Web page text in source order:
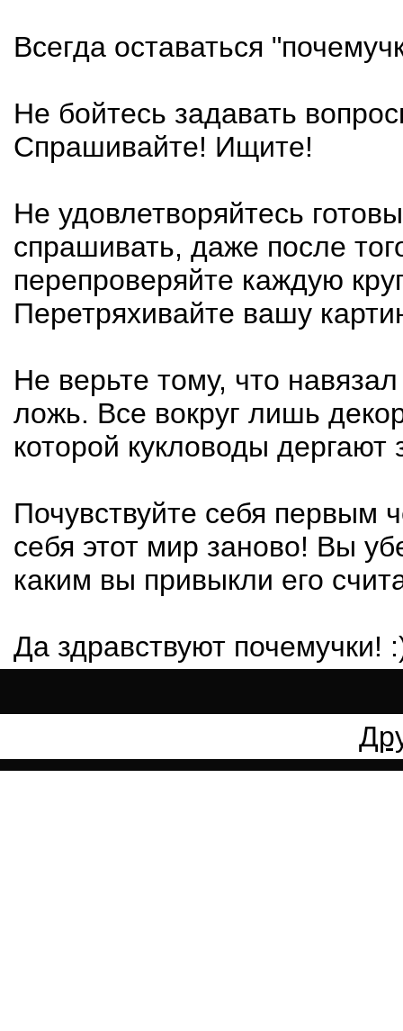
Всегда оставаться
Не бойтесь задавать
Спрашивайте! Ищите!
Не удовлетворяйтесь
спрашивать, даже после
перепроверяйте каждую
Перетряхивайте вашу
Не верьте тому, что
ложь. Все вокруг лишь
которой кукловоды дергают
Почувствуйте себя первым
себя этот мир заново! Вы
каким вы привыкли его
Да здравствуют почемучки!